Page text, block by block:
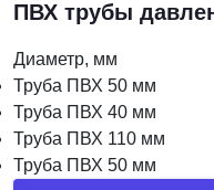
ПВХ трубы
Диаметр, мм
Труба ПВХ 50 мм
Труба ПВХ 40 мм
Труба ПВХ 110 мм
Труба ПВХ 50 мм